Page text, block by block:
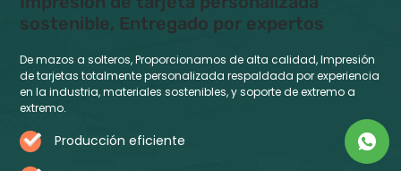
sostenible, Entregado por expertos
De mazos a solteros, Proporcionamos de alta calidad, Impresión
de tarjetas totalmente personalizada respaldada por experiencia
en la industria, materiales sostenibles, y soporte de extremo a
extremo.
Producción eficiente